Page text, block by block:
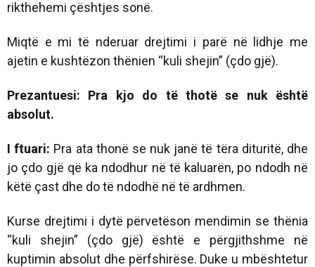
rikthehemi çështjes sonë.
Miqtë e mi të nderuar drejtimi i parë në lidhje me
ajetin e kushtëzon thënien “kuli shejin” (çdo gjë).
Prezantuesi: Pra kjo do të thotë se nuk është
absolut.
I ftuari: Pra ata thonë se nuk janë të tëra dituritë, dhe
jo çdo gjë që ka ndodhur në të kaluarën, po ndodh në
këtë çast dhe do të ndodhë në të ardhmen.
Kurse drejtimi i dytë përvetëson mendimin se thënia
“kuli shejin” (çdo gjë) është e përgjithshme në
kuptimin absolut dhe përfshirëse. Duke u mbështetur